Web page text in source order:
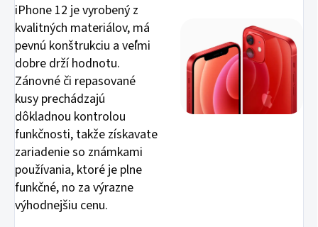
iPhone 12 je vyrobený z
kvalitných materiálov, má
pevnú konštrukciu a veľmi
dobre drží hodnotu.
Zánovné či repasované
kusy prechádzajú
dôkladnou kontrolou
funkčnosti, takže získavate
zariadenie so známkami
používania, ktoré je plne
funkčné, no za výrazne
výhodnejšiu cenu.